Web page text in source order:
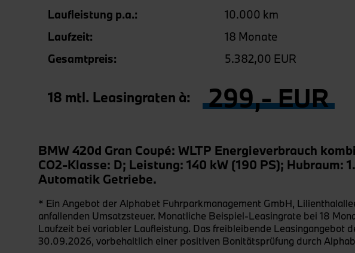
Laufleistung p.a.:
10.000 km
Laufzeit:
18 Monate
Gesamtpreis:
5.382,00 EUR
18 mtl. Leasingraten à: 299,- EUR
BMW 420d Gran Coupé: WLTP Energieverbrauch
CO2-Klasse: D; Leistung: 140 kW (190 PS); Hubraum:
Automatik Getriebe.
* Ein Angebot der Alphabet Fuhrparkmanagement GmbH,
anfallenden Umsatzsteuer. Monatliche Beispiel-Leasingrate bei 18
Laufzeit bei variabler Laufleistung. Das freibleibende Leasingangebot
30.09.2026, vorbehaltlich einer positiven Bonitätsprüfung durch